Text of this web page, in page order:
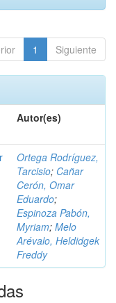
1 Siguiente
Autor(es)
Ortega Rodríguez,
Tarcisio; Cañar
Cerón, Omar
Eduardo;
Espinoza Pabón,
Myriam; Melo
Arévalo, Heldidgek
Freddy